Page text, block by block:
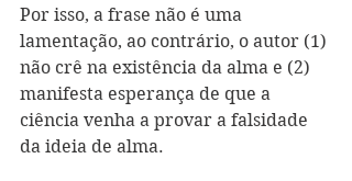
Por isso, a frase não é uma
lamentação, ao contrário, o autor (1)
não crê na existência da alma e (2)
manifesta esperança de que a
ciência venha a provar a falsidade
da ideia de alma.